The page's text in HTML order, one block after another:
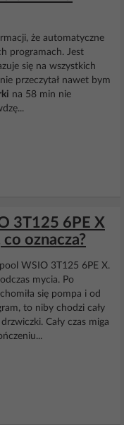
że automatyczne
programach. Jest
się na wszystkich
przeczytał nawet bym
na 58 min nie
3T125 6PE X
oznacza?
WSIO 3T125 6PE X.
mycia. Po
się pompa i od
to niby chodzi cały
Cały czas miga